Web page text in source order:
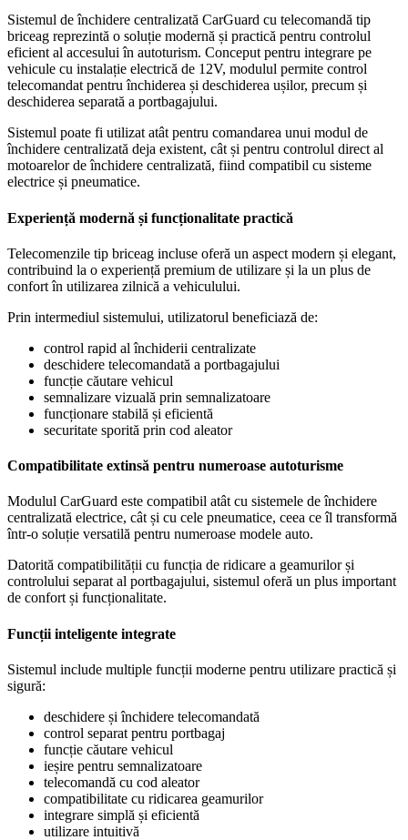
Sistemul de închidere centralizată CarGuard cu telecomandă tip
briceag reprezintă o soluție modernă și practică pentru controlul
eficient al accesului în autoturism. Conceput pentru integrare pe
vehicule cu instalație electrică de 12V, modulul permite control
telecomandat pentru închiderea și deschiderea ușilor, precum și
deschiderea separată a portbagajului.
Sistemul poate fi utilizat atât pentru comandarea unui modul de
închidere centralizată deja existent, cât și pentru controlul direct al
motoarelor de închidere centralizată, fiind compatibil cu sisteme
electrice și pneumatice.
Experiență modernă și funcționalitate practică
Telecomenzile tip briceag incluse oferă un aspect modern și elegant,
contribuind la o experiență premium de utilizare și la un plus de
confort în utilizarea zilnică a vehiculului.
Prin intermediul sistemului, utilizatorul beneficiază de:
control rapid al închiderii centralizate
deschidere telecomandată a portbagajului
funcție căutare vehicul
semnalizare vizuală prin semnalizatoare
funcționare stabilă și eficientă
securitate sporită prin cod aleator
Compatibilitate extinsă pentru numeroase autoturisme
Modulul CarGuard este compatibil atât cu sistemele de închidere
centralizată electrice, cât și cu cele pneumatice, ceea ce îl transformă
într-o soluție versatilă pentru numeroase modele auto.
Datorită compatibilității cu funcția de ridicare a geamurilor și
controlului separat al portbagajului, sistemul oferă un plus important
de confort și funcționalitate.
Funcții inteligente integrate
Sistemul include multiple funcții moderne pentru utilizare practică și
sigură:
deschidere și închidere telecomandată
control separat pentru portbagaj
funcție căutare vehicul
ieșire pentru semnalizatoare
telecomandă cu cod aleator
compatibilitate cu ridicarea geamurilor
integrare simplă și eficientă
utilizare intuitivă